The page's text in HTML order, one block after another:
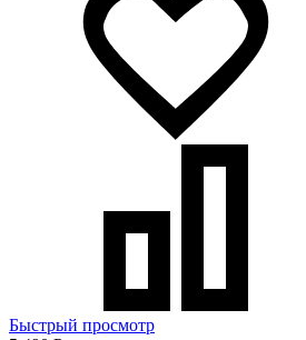
Быстрый просмотр